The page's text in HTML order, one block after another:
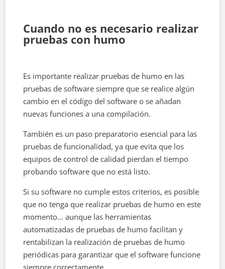
Cuando no es necesario realizar
pruebas con humo
Es importante realizar pruebas de humo en las
pruebas de software siempre que se realice algún
cambio en el código del software o se añadan
nuevas funciones a una compilación.
También es un paso preparatorio esencial para las
pruebas de funcionalidad, ya que evita que los
equipos de control de calidad pierdan el tiempo
probando software que no está listo.
Si su software no cumple estos criterios, es posible
que no tenga que realizar pruebas de humo en este
momento… aunque las herramientas
automatizadas de pruebas de humo facilitan y
rentabilizan la realización de pruebas de humo
periódicas para garantizar que el software funcione
siempre correctamente.